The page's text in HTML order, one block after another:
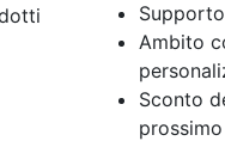
Ambito
Sconto